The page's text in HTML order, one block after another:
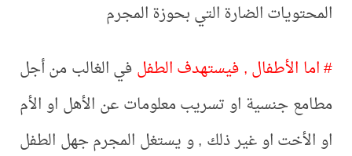
المحتويات الضارة التي بحوزة المجرم
# اما الأطفال , فيستهدف الطفلفي الغالب من أجل
مطامع جنسية او تسريب معلومات عن الأهل او الأم
او الأخت او غير ذلك , و يستغل المجرم جهل الطفل